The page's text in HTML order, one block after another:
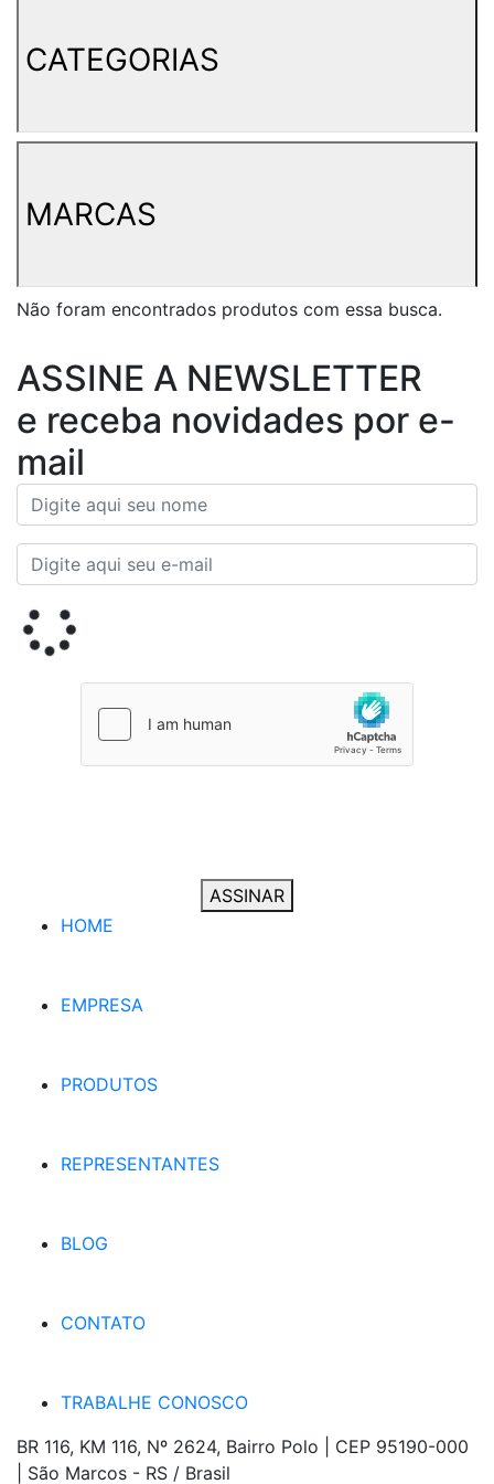
CATEGORIAS
MARCAS
Não foram encontrados produtos com essa busca.
ASSINE A NEWSLETTER
e receba novidades por e-
mail
ASSINAR
HOME
EMPRESA
PRODUTOS
REPRESENTANTES
BLOG
CONTATO
TRABALHE CONOSCO
BR 116, KM 116, Nº 2624, Bairro Polo | CEP 95190-000
| São Marcos - RS / Brasil